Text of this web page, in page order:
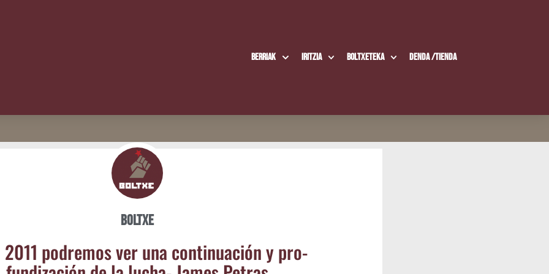
Berriak Iritzia Boltxe­te­ka Den­da /​Tien­da
Boltxe
2011 podre­mos ver una con­ti­nua­ción y pro­